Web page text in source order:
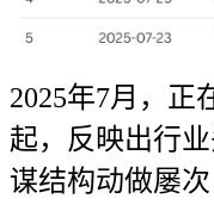
2025年7月，正
起，反映出行
谋结构动做屡